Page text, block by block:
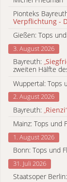
Pionteks
Verpflichtung -
Gießen: Tops
3. August 2026
Bayreuth: „
zweiten Hälfte
Wuppertal: Tops
2. August 2026
Bayreuth: Rienzi“
Mainz: Tops und
1. August 2026
Bonn: Tops und
31. Juli 2026
Staatsoper